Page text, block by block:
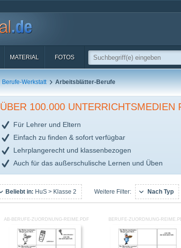
MATERIAL FOTOS
Berufe-Werkstatt Arbeitsblätter-Berufe
ÜBER 100.000 UNTERRICHTSMEDIEN
Für Lehrer und Eltern
Einfach zu finden & sofort verfügbar
Lehrplangerecht und klassenbezogen
Auch für das außerschulische Lernen und Üben
Beliebt in: HuS > Klasse 2 Weitere Filter: Nach Typ
AB-BERUFE-ZUORDNUNG-REIME.PDF BERUFE-ZUORDNUNG-